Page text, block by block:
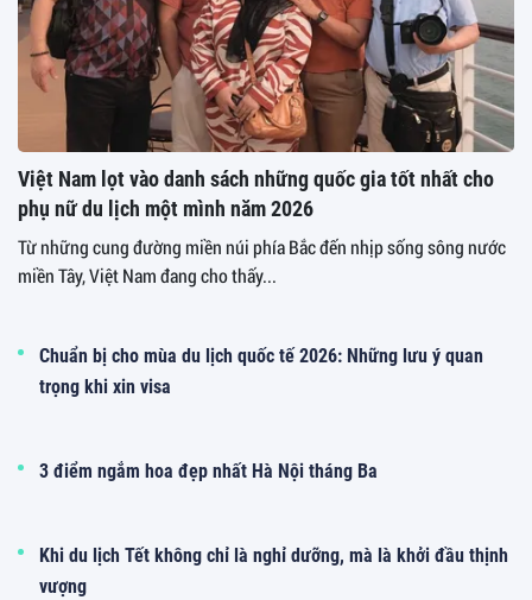
Việt Nam lọt vào danh sách những quốc gia tốt nhất cho
phụ nữ du lịch một mình năm 2026
Từ những cung đường miền núi phía Bắc đến nhịp sống sông nước
miền Tây, Việt Nam đang cho thấy...
Chuẩn bị cho mùa du lịch quốc tế 2026: Những lưu ý quan
trọng khi xin visa
3 điểm ngắm hoa đẹp nhất Hà Nội tháng Ba
Khi du lịch Tết không chỉ là nghỉ dưỡng, mà là khởi đầu thịnh
vượng